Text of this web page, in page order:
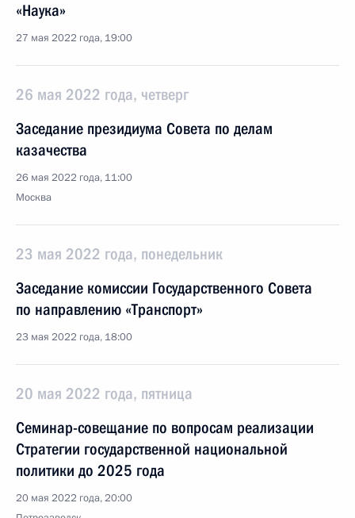
«Наука»
27 мая 2022 года, 19:00
26 мая 2022 года, четверг
Заседание президиума Совета по делам
казачества
26 мая 2022 года, 11:00
Москва
23 мая 2022 года, понедельник
Заседание комиссии Государственного Совета
по направлению «Транспорт»
23 мая 2022 года, 18:00
20 мая 2022 года, пятница
Семинар-совещание по вопросам реализации
Стратегии государственной национальной
политики до 2025 года
20 мая 2022 года, 20:00